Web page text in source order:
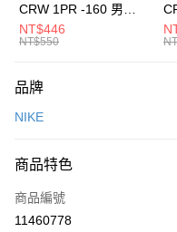
元大商業銀行
台灣樂天信用卡公司
全盈+PAY
AFTEE先享後付
【關於「AFTEE先享後付」】
便利好安心！
３．安心：先確認商品／服務後
【「AFTEE先享後付」結帳流程
１．於結帳方式選擇「AFTEE
運送方式
每筆NT$100，滿NT$1,500(
宅配
每筆NT$100，滿NT$1,500(
CRW 1PR -160 男女
中統襪 FZ3393100
NT$446
NT$550
品牌
NIKE
商品特色
商品編號
11460778